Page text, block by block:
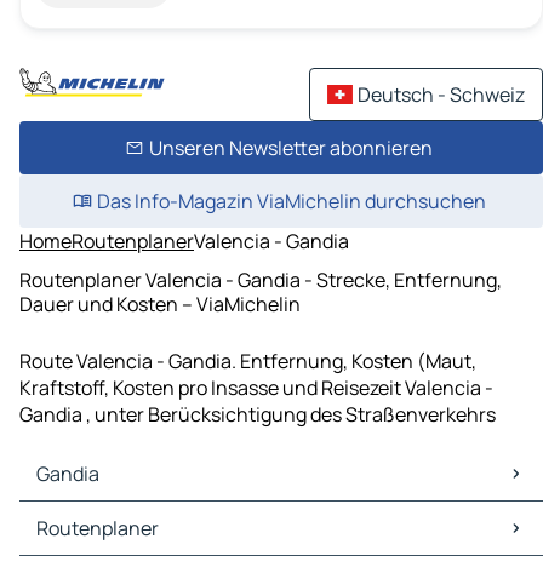
Deutsch - Schweiz
Unseren Newsletter abonnieren
Das Info-Magazin ViaMichelin durchsuchen
HomeRoutenplanerValencia - Gandia
Routenplaner Valencia - Gandia - Strecke, Entfernung,
Dauer und Kosten – ViaMichelin
Route Valencia - Gandia. Entfernung, Kosten (Maut,
Kraftstoff, Kosten pro Insasse und Reisezeit Valencia -
Gandia , unter Berücksichtigung des Straßenverkehrs
Gandia
Gandia Karten Stadtplan
Gandia Verkehr
Routenplaner